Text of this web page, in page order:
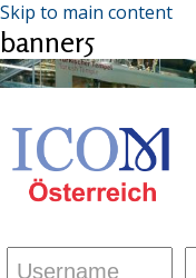
Skip to main content
banner5